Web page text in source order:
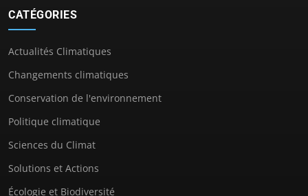
CATÉGORIES
Actualités Climatiques
Changements climatiques
Conservation de l'environnement
Politique climatique
Sciences du Climat
Solutions et Actions
Écologie et Biodiversité